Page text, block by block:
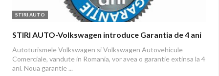
STIRI AUTO
STIRI AUTO-Volkswagen introduce Garantia de 4 ani
Autoturismele Volkswagen si Volkswagen Autovehicule
Comerciale, vandute in Romania, vor avea o garantie extinsa la 4
ani. Noua garantie ...